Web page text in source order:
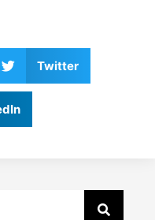
Twitter